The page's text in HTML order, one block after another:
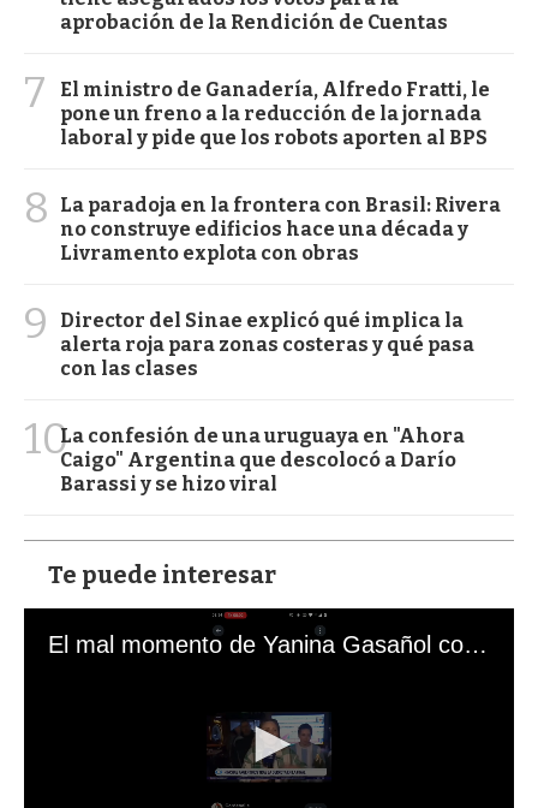
aprobación de la Rendición de Cuentas
7
El ministro de Ganadería, Alfredo Fratti, le
pone un freno a la reducción de la jornada
laboral y pide que los robots aporten al BPS
8
La paradoja en la frontera con Brasil: Rivera
no construye edificios hace una década y
Livramento explota con obras
9
Director del Sinae explicó qué implica la
alerta roja para zonas costeras y qué pasa
con las clases
10La confesión de una uruguaya en "Ahora
Caigo" Argentina que descolocó a Darío
Barassi y se hizo viral
Te puede interesar
El mal momento de Yanina Gasañol con un hincha argentino en "Subrayado"